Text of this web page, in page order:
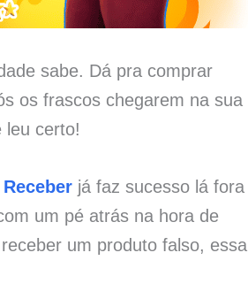
sabe. Dá pra comprar
os frascos chegarem na sua
leu certo!
já faz sucesso lá fora
um pé atrás na hora de
um produto falso, essa